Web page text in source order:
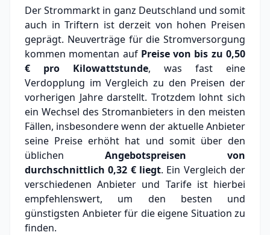
Der Strommarkt in ganz Deutschland und somit
auch in Triftern ist derzeit von hohen Preisen
geprägt. Neuverträge für die Stromversorgung
kommen momentan auf Preise von bis zu0,50
€ pro Kilowattstunde, was fast eine
Verdopplung im Vergleich zu den Preisen der
vorherigen Jahre darstellt. Trotzdem lohnt sich
ein Wechsel des Stromanbieters in den meisten
Fällen, insbesondere wenn der aktuelle Anbieter
seine Preise erhöht hat und somit über den
üblichen Angebotspreisen von
durchschnittlich0,32 €liegt. Ein Vergleich der
verschiedenen Anbieter und Tarife ist hierbei
empfehlenswert, um den besten und
günstigsten Anbieter für die eigene Situation zu
finden.